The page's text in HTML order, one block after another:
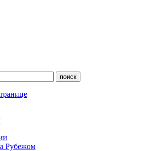
поиск
Рубежом